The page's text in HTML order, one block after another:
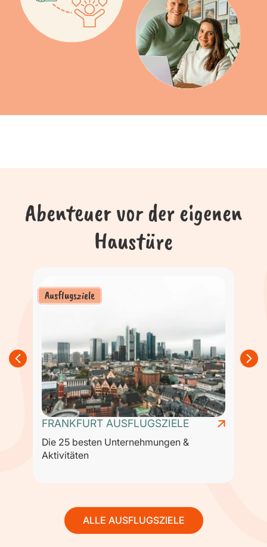
Abenteuer vor der eigenen
Haustüre
Ausflugsziele
FRANKFURT AUSFLUGSZIELE
Die 25 besten Unternehmungen &
Aktivitäten
ALLE AUSFLUGSZIELE